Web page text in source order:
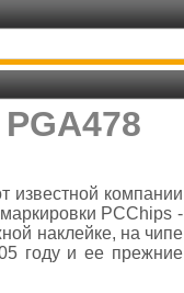
известной компании
PCChips -
наклейке, на чипе
году и ее прежние